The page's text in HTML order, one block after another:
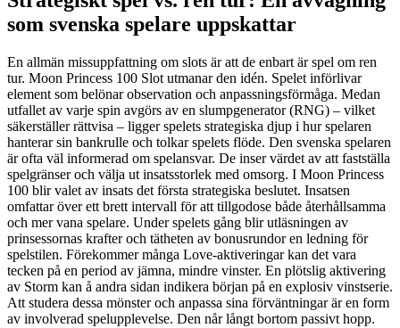
som svenska spelare uppskattar
En allmän missuppfattning om slots är att de enbart är spel om ren
tur. Moon Princess 100 Slot utmanar den idén. Spelet införlivar
element som belönar observation och anpassningsförmåga. Medan
utfallet av varje spin avgörs av en slumpgenerator (RNG) – vilket
säkerställer rättvisa – ligger spelets strategiska djup i hur spelaren
hanterar sin bankrulle och tolkar spelets flöde. Den svenska spelaren
är ofta väl informerad om spelansvar. De inser värdet av att fastställa
spelgränser och välja ut insatsstorlek med omsorg. I Moon Princess
100 blir valet av insats det första strategiska beslutet. Insatsen
omfattar över ett brett intervall för att tillgodose både återhållsamma
och mer vana spelare. Under spelets gång blir utläsningen av
prinsessornas krafter och tätheten av bonusrundor en ledning för
spelstilen. Förekommer många Love-aktiveringar kan det vara
tecken på en period av jämna, mindre vinster. En plötslig aktivering
av Storm kan å andra sidan indikera början på en explosiv vinstserie.
Att studera dessa mönster och anpassa sina förväntningar är en form
av involverad spelupplevelse. Den når långt bortom passivt hopp.